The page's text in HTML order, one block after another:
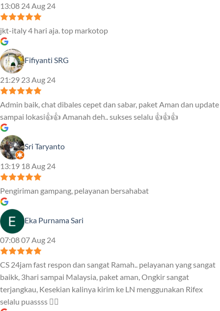
13:08 24 Aug 24
jkt-italy 4 hari aja. top markotop
Fifiyanti SRG
21:29 23 Aug 24
Admin baik, chat dibales cepet dan sabar, paket Aman dan update
sampai lokasi👍👍 Amanah deh.. sukses selalu 👍👍👍
Sri Taryanto
13:19 18 Aug 24
Pengiriman gampang, pelayanan bersahabat
Eka Purnama Sari
07:08 07 Aug 24
CS 24jam fast respon dan sangat Ramah.. pelayanan yang sangat
baikk, 3hari sampai Malaysia, paket aman, Ongkir sangat
terjangkau, Kesekian kalinya kirim ke LN menggunakan Rifex
selalu puassss ❤️‍🔥